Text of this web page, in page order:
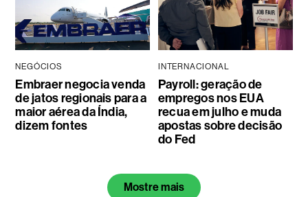
NEGÓCIOS
Embraer negocia venda
de jatos regionais para a
maior aérea da Índia,
dizem fontes
INTERNACIONAL
Payroll: geração de
empregos nos EUA
recua em julho e muda
apostas sobre decisão
do Fed
Mostre mais